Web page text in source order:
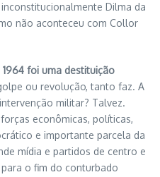
Dilma da
não aconteceu com Collor
1964 foi uma destituição
ou revolução, tanto faz. A
militar? Talvez.
econômicas, políticas,
e importante parcela da
mídia e partidos de centro e
o fim do conturbado